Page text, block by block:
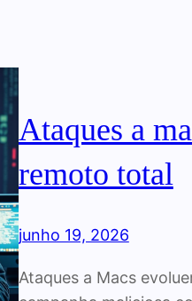
Ataques a
remoto total
junho 19, 2026
Ataques a Macs